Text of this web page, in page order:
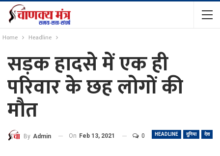
Home Headline
सड़क हादसे में एक ही
परिवार के छह लोगों की
मौत
HEADLINE दुनिया देश
By Admin On Feb 13, 2021 0